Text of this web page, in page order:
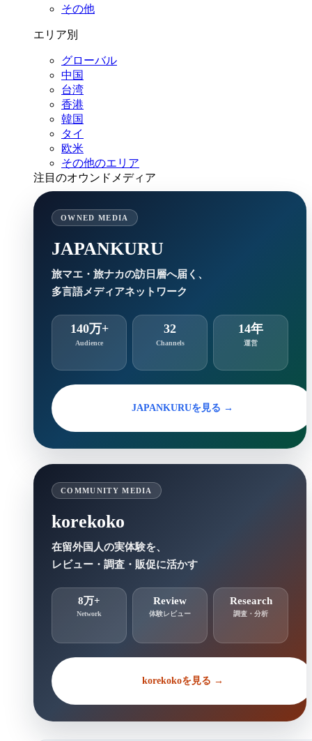
その他
エリア別
グローバル
中国
台湾
香港
韓国
タイ
欧米
その他のエリア
注目のオウンドメディア
OWNED MEDIA
JAPANKURU
旅マエ・旅ナカの訪日層へ届く、
多言語メディアネットワーク
140万+
Audience
32
Channels
14年
運営
JAPANKURUを見る →
COMMUNITY MEDIA
korekoko
在留外国人の実体験を、
レビュー・調査・販促に活かす
8万+
Network
Review
体験レビュー
Research
調査・分析
korekokoを見る →